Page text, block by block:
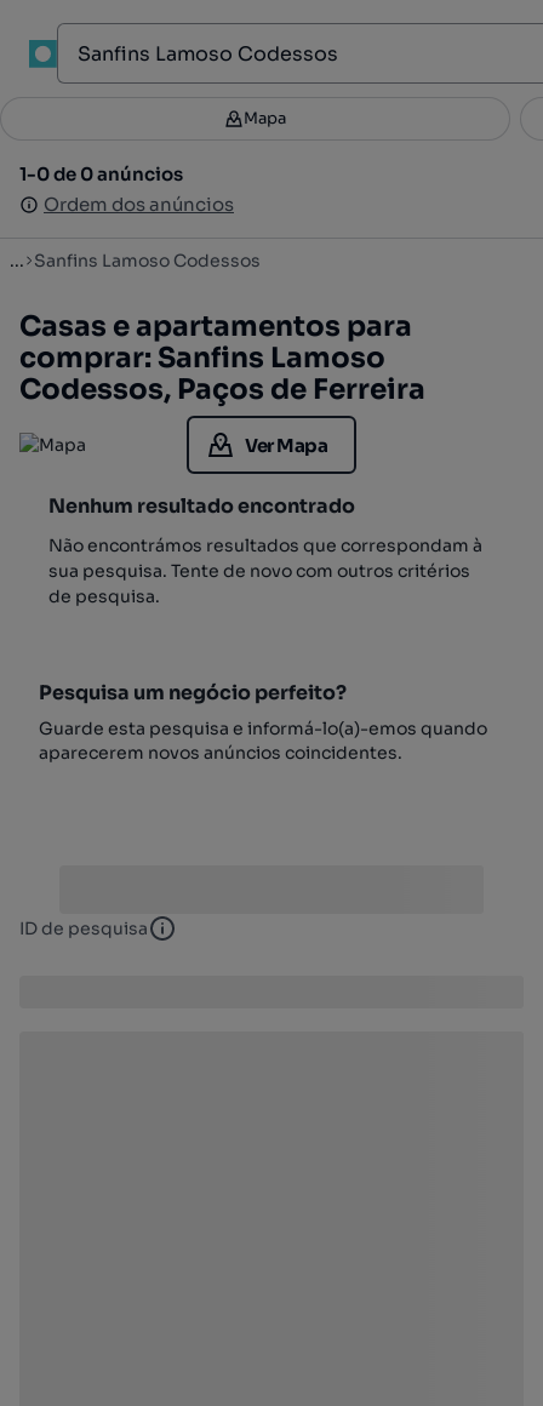
Filtros 1
1-0 de 0 anúncios
Ordem dos anúncios
Mapa
1-0 de 0 anúncios
Ordem dos anúncios
... Sanfins Lamoso Codessos
Casas e apartamentos para
comprar: Sanfins Lamoso
Codessos, Paços de Ferreira
Ver Mapa
Nenhum resultado encontrado
Não encontrámos resultados que correspondam à
sua pesquisa. Tente de novo com outros critérios
de pesquisa.
Pesquisa um negócio perfeito?
Guarde esta pesquisa e informá-lo(a)-emos quando
aparecerem novos anúncios coincidentes.
ID de pesquisa ID de pesquisa